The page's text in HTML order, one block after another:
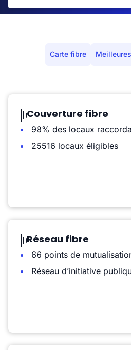
Carte fibre
Couverture fibre
98% des locaux
25516 locaux éligibles
Réseau fibre
66 points de
Réseau d’initiative